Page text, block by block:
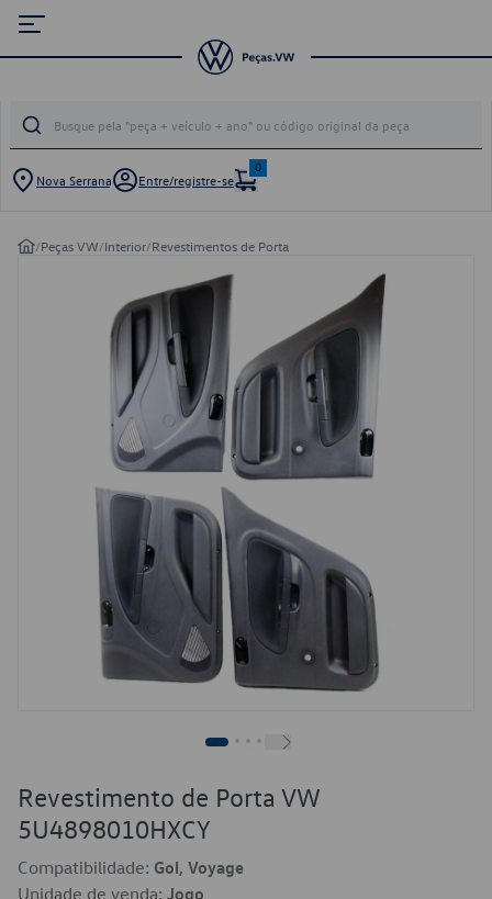
Nova Serrana Entre/registre-se
0
/Peças VW/Interior/Revestimentos de Porta
Revestimento de Porta VW
5U4898010HXCY
Compatibilidade: Gol, Voyage
Unidade de venda: Jogo